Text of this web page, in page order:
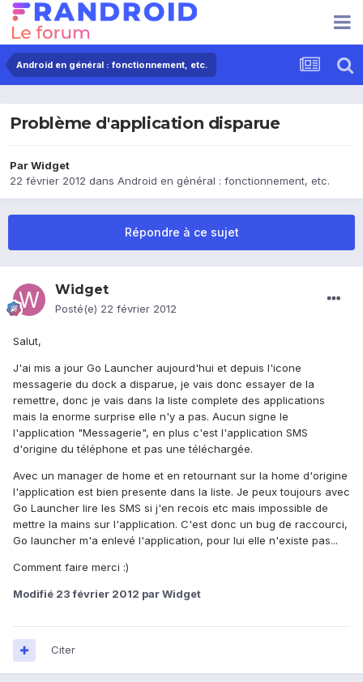
Android en général : fonctionnement, etc.
Problème d'application disparue
ParWidget
22 février 2012 dans Android en général : fonctionnement, etc.
Répondre à ce sujet
Widget
Posté(e) 22 février 2012
Salut,
J'ai mis a jour Go Launcher aujourd'hui et depuis l'icone
messagerie du dock a disparue, je vais donc essayer de la
remettre, donc je vais dans la liste complete des applications
mais la enorme surprise elle n'y a pas. Aucun signe le
l'application "Messagerie", en plus c'est l'application SMS
d'origine du téléphone et pas une téléchargée.
Avec un manager de home et en retournant sur la home d'origine
l'application est bien presente dans la liste. Je peux toujours avec
Go Launcher lire les SMS si j'en recois etc mais impossible de
mettre la mains sur l'application. C'est donc un bug de raccourci,
Go launcher m'a enlevé l'application, pour lui elle n'existe pas...
Comment faire merci :)
Modifié 23 février 2012 par Widget
Citer